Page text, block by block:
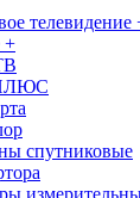
+
спутниковые